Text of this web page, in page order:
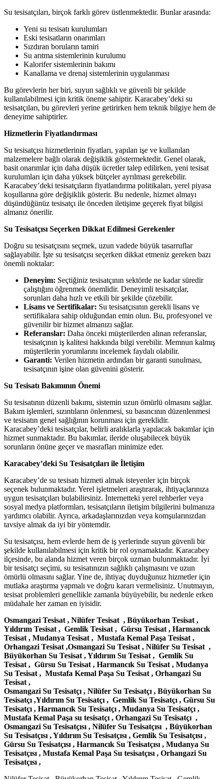
Su tesisatçıları, birçok farklı görev üstlenmektedir. Bunlar arasında:
Yeni su tesisatı kurulumları
Eski tesisatların onarımları
Sızdıran boruların tamiri
Su arıtma sistemlerinin kurulumu
Kalorifer sistemlerinin bakımı
Kanallama ve drenaj sistemlerinin uygulanması
Bu görevlerin her biri, suyun sağlıklı ve güvenli bir şekilde
kullanılabilmesi için kritik öneme sahiptir. Karacabey’deki su
tesisatçıları, bu görevleri yerine getirirken hem teknik bilgiye hem de
deneyime sahiptirler.
Hizmetlerin Fiyatlandırması
Su tesisatçısı hizmetlerinin fiyatları, yapılan işe ve kullanılan
malzemelere bağlı olarak değişiklik göstermektedir. Genel olarak,
basit onarımlar için daha düşük ücretler talep edilirken, yeni tesisat
kurulumları için daha yüksek bütçeler ayrılması gerekebilir.
Karacabey’deki tesisatçıların fiyatlandırma politikaları, yerel piyasa
koşullarına göre değişiklik gösterir. Bu nedenle, hizmet almayı
düşündüğünüz tesisatçı ile önceden iletişime geçerek fiyat bilgisi
almanız önerilir.
Su Tesisatçısı Seçerken Dikkat Edilmesi Gerekenler
Doğru su tesisatçısını seçmek, uzun vadede büyük tasarruflar
sağlayabilir. İşte su tesisatçısı seçerken dikkat etmeniz gereken bazı
önemli noktalar:
Deneyim: Seçtiğiniz tesisatçının sektörde ne kadar süredir
çalıştığını öğrenmek önemlidir. Deneyimli tesisatçılar,
sorunları daha hızlı ve etkili bir şekilde çözebilir.
Lisans ve Sertifikalar: Su tesisatçısının gerekli lisans ve
sertifikalara sahip olduğundan emin olun. Bu, profesyonel ve
güvenilir bir hizmet almanızı sağlar.
Referanslar: Daha önceki müşterilerden alınan referanslar,
tesisatçının iş kalitesi hakkında bilgi verebilir. Memnun kalmış
müşterilerin yorumlarını incelemek faydalı olabilir.
Garanti: Verilen hizmetin ardından bir garanti sunulması,
tesisatçının işine olan güvenini gösterir.
Su Tesisatı Bakımının Önemi
Su tesisatının düzenli bakımı, sistemin uzun ömürlü olmasını sağlar.
Bakım işlemleri, sızıntıların önlenmesi, su basıncının düzenlenmesi
ve tesisatın genel sağlığının korunması için gereklidir.
Karacabey’deki tesisatçılar, belirli aralıklarla yapılacak bakımlar için
hizmet sunmaktadır. Bu bakımlar, ileride oluşabilecek büyük
sorunların önüne geçer ve masrafları minimize eder.
Karacabey’deki Su Tesisatçıları ile İletişim
Karacabey’de su tesisatı hizmeti almak isteyenler için birçok
seçenek bulunmaktadır. Yerel işletmeleri araştırarak, ihtiyaçlarınıza
uygun tesisatçıları bulabilirsiniz. İnternetteki yerel rehberler veya
sosyal medya platformları, tesisatçıların iletişim bilgilerini bulmanıza
yardımcı olabilir. Ayrıca, arkadaşlarınızdan veya komşularınızdan
tavsiye almak da iyi bir yöntemdir.
Su tesisatçısı, hem evlerde hem de iş yerlerinde suyun güvenli bir
şekilde kullanılabilmesi için kritik bir rol oynamaktadır. Karacabey
ilçesinde, bu alanda hizmet veren birçok uzman bulunmaktadır. İyi
bir tesisatçı seçimi, su tesisatınızın sağlıklı çalışmasını ve uzun
ömürlü olmasını sağlar. Yine de, ihtiyaç duyduğunuz hizmetler için
mutlaka araştırma yapmalı ve doğru kararı vermelisiniz. Unutmayın,
tesisat problemleri genellikle zamanla büyüyebilir, bu nedenle erken
müdahale her zaman en iyisidir.
Osmangazi Tesisat , Nilüfer Tesisat , Büyükorhan Tesisat ,
Yıldırım Tesisat , Gemlik Tesisat , Gürsu Tesisat , Harmancık
Tesisat , Mudanya Tesisat , Mustafa Kemal Paşa Tesisat ,
Orhangazi Tesisat ,Osmangazi Su Tesisat , Nilüfer Su Tesisat ,
Büyükorhan Su Tesisat , Yıldırım Su Tesisat , Gemlik Su
Tesisat , Gürsu Su Tesisat , Harmancık Su Tesisat , Mudanya
Su Tesisat , Mustafa Kemal Paşa Su Tesisat , Orhangazi Su
Tesisat ,
Osmangazi Su Tesisatçı , Nilüfer Su Tesisatçı , Büyükorhan Su
Tesisatçı ,Yıldırım Su Tesisatçı , Gemlik Su Tesisatçı , Gürsu Su
Tesisatçı , Harmancık Su Tesisatçı , Mudanya Su Tesisatçı ,
Mustafa Kemal Paşa su tesisatçı , Orhangazi Su Tesisatçı ,
Osmangazi Su Tesisatçısı , Nilüfer Su Tesisatçısı , Büyükorhan
Su Tesisatçısı , Yıldırım Su Tesisatçısı , Gemlik Su Tesisatçısı ,
Gürsu Su Tesisatçısı , Harmancık Su Tesisatçısı , Mudanya Su
Tesisatçısı , Mustafa Kemal Paşa Su tesisatçısı , Orhangazi Su
Tesisatçısı ,